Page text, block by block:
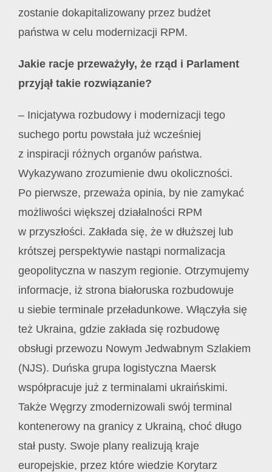
zostanie dokapitalizowany przez budżet
państwa w celu modernizacji RPM.
Jakie racje przeważyły, że rząd i Parlament
przyjął takie rozwiązanie?
– Inicjatywa rozbudowy i modernizacji tego
suchego portu powstała już wcześniej
z inspiracji różnych organów państwa.
Wykazywano zrozumienie dwu okoliczności.
Po pierwsze, przeważa opinia, by nie zamykać
możliwości większej działalności RPM
w przyszłości. Zakłada się, że w dłuższej lub
krótszej perspektywie nastąpi normalizacja
geopolityczna w naszym regionie. Otrzymujemy
informacje, iż strona białoruska rozbudowuje
u siebie terminale przeładunkowe. Włączyła się
też Ukraina, gdzie zakłada się rozbudowę
obsługi przewozu Nowym Jedwabnym Szlakiem
(NJS). Duńska grupa logistyczna Maersk
współpracuje już z terminalami ukraińskimi.
Także Węgrzy zmodernizowali swój terminal
kontenerowy na granicy z Ukrainą, choć długo
stał pusty. Swoje plany realizują kraje
europejskie, przez które wiedzie Korytarz